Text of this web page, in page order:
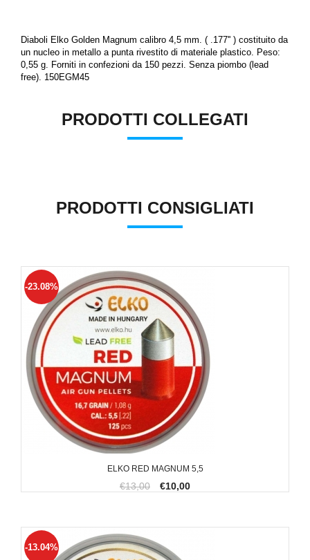
Diaboli Elko Golden Magnum calibro 4,5 mm. ( .177'' ) costituito da
un nucleo in metallo a punta rivestito di materiale plastico. Peso:
0,55 g. Forniti in confezioni da 150 pezzi. Senza piombo (lead
free). 150EGM45
PRODOTTI COLLEGATI
PRODOTTI CONSIGLIATI
ELKO RED MAGNUM 5,5
-23.08%
€13,00 €10,00
-13.04%